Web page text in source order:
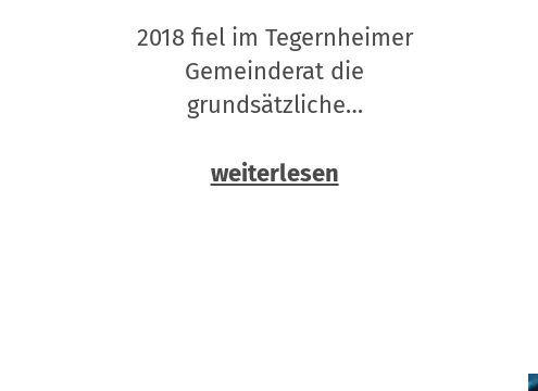
2018 fiel im Tegernheimer
Gemeinderat die
grundsätzliche…
weiterlesen